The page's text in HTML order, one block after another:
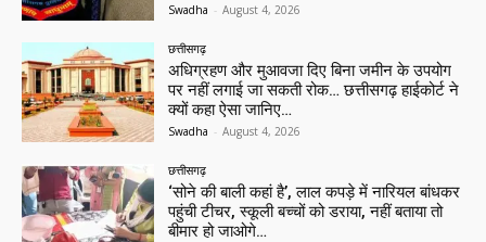
Swadha - August 4, 2026
छत्तीसगढ़
अधिग्रहण और मुआवजा दिए बिना जमीन के उपयोग
पर नहीं लगाई जा सकती रोक… छत्तीसगढ़ हाईकोर्ट ने
क्यों कहा ऐसा जानिए…
Swadha - August 4, 2026
छत्तीसगढ़
‘सोने की बाली कहां है’, लाल कपड़े में नारियल बांधकर
पहुंची टीचर, स्कूली बच्चों को डराया, नहीं बताया तो
बीमार हो जाओगे…